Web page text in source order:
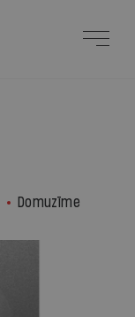
Domuzīme